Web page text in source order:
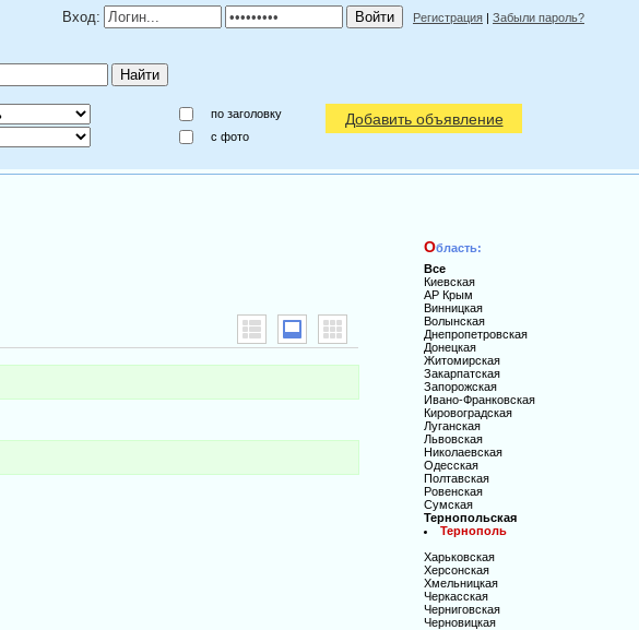
Вход: Регистрация | Забыли пароль?
по заголовку
c фото
Добавить объявление
Область:
Все
Киевская
АР Крым
Винницкая
Волынская
Днепропетровская
Донецкая
Житомирская
Закарпатская
Запорожская
Ивано-Франковская
Кировоградская
Луганская
Львовская
Николаевская
Одесская
Полтавская
Ровенская
Сумская
Тернопольская
Тернополь
Харьковская
Херсонская
Хмельницкая
Черкасская
Черниговская
Черновицкая